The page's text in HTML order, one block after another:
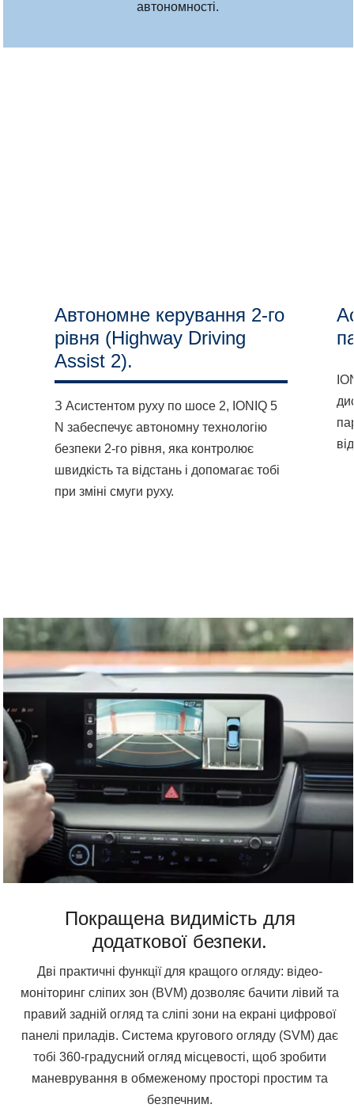
автономності.
Автономне керування 2-го
рівня (Highway Driving
Assist 2).
З Асистентом руху по шосе 2, IONIQ 5
N забеспечує автономну технологію
безпеки 2-го рівня, яка контролює
швидкість та відстань і допомагає тобі
при зміні смуги руху.
Покращена видимість для
додаткової безпеки.
Дві практичні функції для кращого огляду: відео-
моніторинг сліпих зон (BVM) дозволяє бачити лівий та
правий задній огляд та сліпі зони на екрані цифрової
панелі приладів. Система кругового огляду (SVM) дає
тобі 360-градусний огляд місцевості, щоб зробити
маневрування в обмеженому просторі простим та
безпечним.